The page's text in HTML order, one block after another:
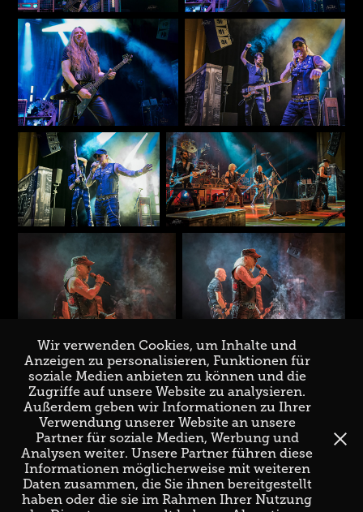
↑ Back to Top
Wir verwenden Cookies, um Inhalte und
Anzeigen zu personalisieren, Funktionen für
soziale Medien anbieten zu können und die
Zugriffe auf unsere Website zu analysieren.
Außerdem geben wir Informationen zu Ihrer
Verwendung unserer Website an unsere
Partner für soziale Medien, Werbung und
Analysen weiter. Unsere Partner führen diese
Informationen möglicherweise mit weiteren
Daten zusammen, die Sie ihnen bereitgestellt
haben oder die sie im Rahmen Ihrer Nutzung